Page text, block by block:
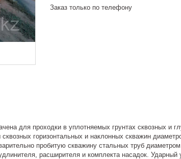
Заказ только по телефону
для проходки в уплотняемых грунтах сквозных и
горизонтальных и наклонных скважин
пробитую скважину стальных труб
расширителя и комплекта насадок.